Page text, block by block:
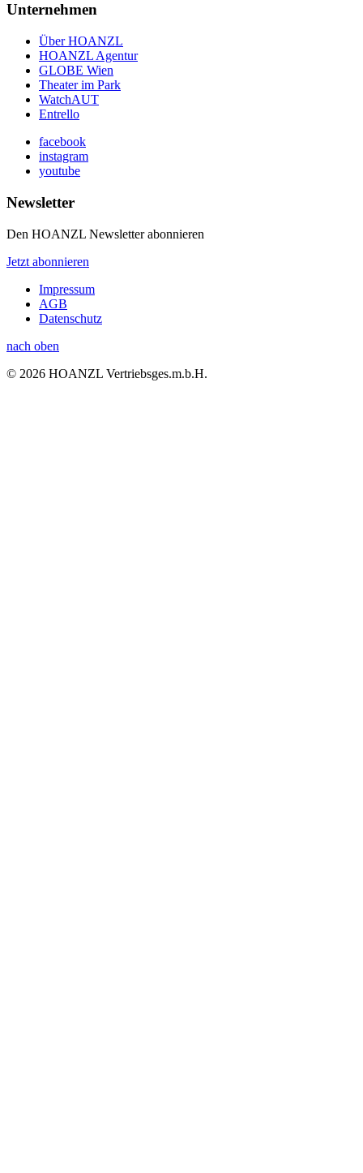
Unternehmen
Über HOANZL
HOANZL Agentur
GLOBE Wien
Theater im Park
WatchAUT
Entrello
facebook
instagram
youtube
Newsletter
Den HOANZL Newsletter abonnieren
Jetzt abonnieren
Impressum
AGB
Datenschutz
nach oben
© 2026 HOANZL Vertriebsges.m.b.H.